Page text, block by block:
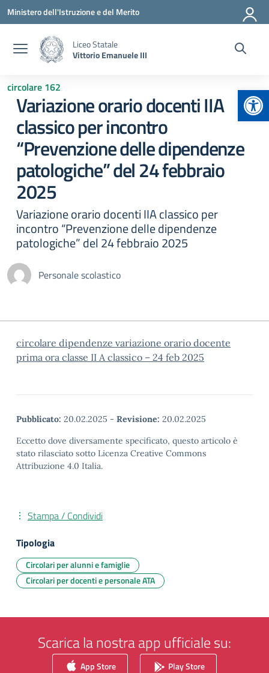
Vai ai contenuti
Vai al menu di navigazione
Vai al footer
Ministero dell'Istruzione e del Merito
Liceo Statale
Vittorio Emanuele III
circolare 162
Variazione orario docenti IIA
classico per incontro
“Prevenzione delle dipendenze
patologiche” del 24 febbraio
2025
Variazione orario docenti IIA classico per
incontro “Prevenzione delle dipendenze
patologiche” del 24 febbraio 2025
Personale scolastico
circolare dipendenze variazione orario docente
prima ora classe II A classico – 24 feb 2025
Pubblicato: 20.02.2025 - Revisione: 20.02.2025
Eccetto dove diversamente specificato, questo articolo è
stato rilasciato sotto Licenza Creative Commons
Attribuzione 4.0 Italia.
Stampa / Condividi
Tipologia
Circolari per alunni e famiglie
Circolari per docenti e personale ATA
Scarica la nostra app ufficiale su:
App Store Play Store